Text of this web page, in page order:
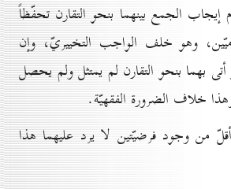
الجمع بينهما بنحو التقارن تحفّظاً
وهو خلف الواجب التخييريّ، وإن
أتى بهما بنحو التقارن لم يمتثل ولم يحصل
خلاف الضرورة الفقهيّة.
من وجود فرضيّتين لا يرد عليهما هذا